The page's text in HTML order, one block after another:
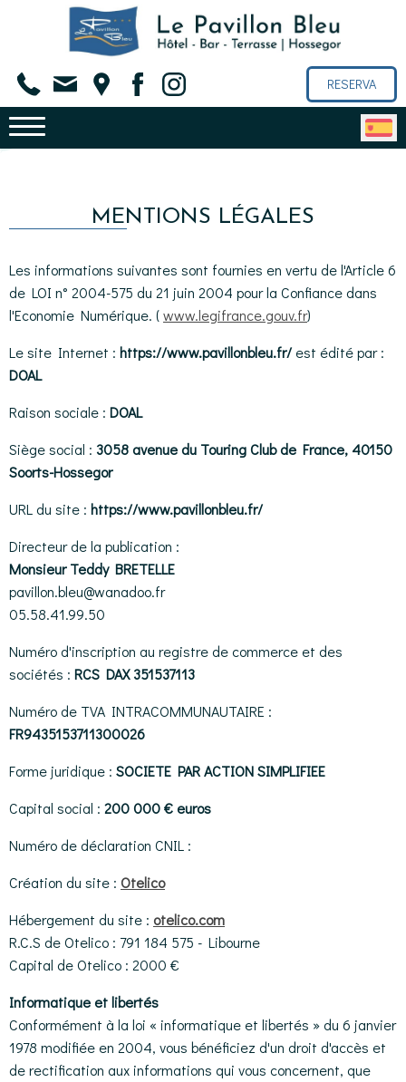
RESERVA
MENTIONS LÉGALES
Les informations suivantes sont fournies en vertu de l'Article 6
de LOI n° 2004-575 du 21 juin 2004 pour la Confiance dans
l'Economie Numérique. (www.legifrance.gouv.fr)
Le site Internet : https://www.pavillonbleu.fr/est édité par :
DOAL
Raison sociale : DOAL
Siège social : 3058 avenue du Touring Club de France, 40150
Soorts-Hossegor
URL du site : https://www.pavillonbleu.fr/
Directeur de la publication :
Monsieur Teddy BRETELLE
pavillon.bleu@wanadoo.fr
05.58.41.99.50
Numéro d'inscription au registre de commerce et des
sociétés : RCS DAX 351537113
Numéro de TVA INTRACOMMUNAUTAIRE :
FR9435153711300026
Forme juridique : SOCIETE PAR ACTION SIMPLIFIEE
Capital social : 200 000 € euros
Numéro de déclaration CNIL :
Création du site : Otelico
Hébergement du site : otelico.com
R.C.S de Otelico : 791 184 575 - Libourne
Capital de Otelico : 2000 €
Informatique et libertés
Conformément à la loi « informatique et libertés » du 6 janvier
1978 modifiée en 2004, vous bénéficiez d'un droit d'accès et
de rectification aux informations qui vous concernent, que